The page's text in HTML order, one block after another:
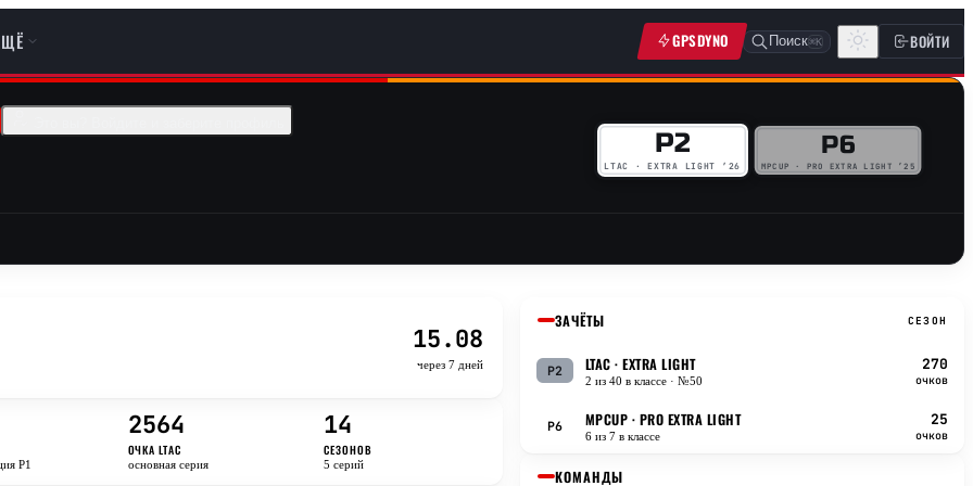
GPSDYNO Поиск⌘K ВОЙТИ
P2
LTAC · EXTRA LIGHT ’26
P6
MPCUP · PRO EXTRA LIGHT ’25
15.08
через 7 дней
P1
2564
ОЧКА LTAC
основная серия
14
СЕЗОНОВ
5 серий
ЗАЧЁТЫ СЕЗОН
P2 LTAC · EXTRA LIGHT
2 из 40 в классе · №50
270
очков
P6 MPCUP · PRO EXTRA LIGHT
6 из 7 в классе
25
очков
КОМАНДЫ